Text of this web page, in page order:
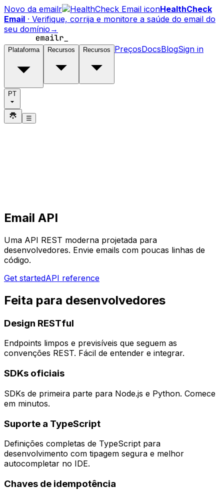
Novo da emailr
HealthCheck
Email · Verifique, corrija e monitore a saúde do email do
seu domínio →
Plataforma Recursos Recursos PreçosDocsBlogSign in
PT
☰
Email API
Uma API REST moderna projetada para
desenvolvedores. Envie emails com poucas linhas de
código.
Get startedAPI reference
Feita para desenvolvedores
Design RESTful
Endpoints limpos e previsíveis que seguem as
convenções REST. Fácil de entender e integrar.
SDKs oficiais
SDKs de primeira parte para Node.js e Python. Comece
em minutos.
Suporte a TypeScript
Definições completas de TypeScript para
desenvolvimento com tipagem segura e melhor
autocompletar no IDE.
Chaves de idempotência